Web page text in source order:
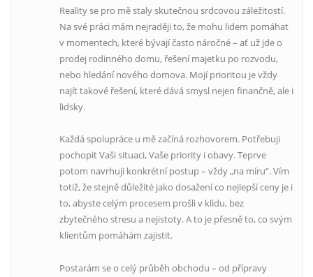
Reality se pro mě staly skutečnou srdcovou záležitostí.
Na své práci mám nejraději to, že mohu lidem pomáhat
v momentech, které bývají často náročné – ať už jde o
prodej rodinného domu, řešení majetku po rozvodu,
nebo hledání nového domova. Mojí prioritou je vždy
najít takové řešení, které dává smysl nejen finančně, ale i
lidsky.
Každá spolupráce u mě začíná rozhovorem. Potřebuji
pochopit Vaši situaci, Vaše priority i obavy. Teprve
potom navrhuji konkrétní postup – vždy „na míru“. Vím
totiž, že stejně důležité jako dosažení co nejlepší ceny je i
to, abyste celým procesem prošli v klidu, bez
zbytečného stresu a nejistoty. A to je přesně to, co svým
klientům pomáhám zajistit.
Postarám se o celý průběh obchodu – od přípravy